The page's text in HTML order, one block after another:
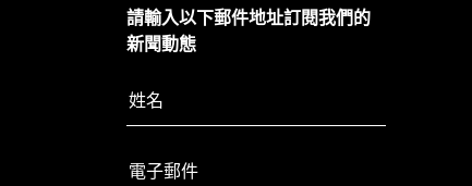
請輸入以下郵件地址訂閱我們的
新聞動態